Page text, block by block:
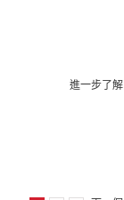
進一步了解